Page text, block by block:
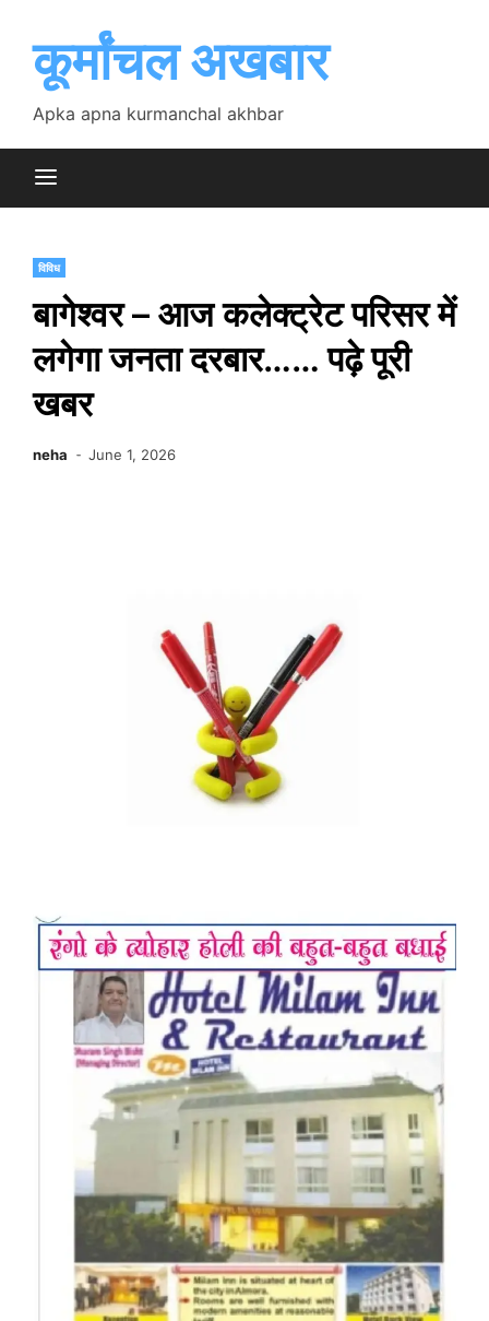
contentकूर्मांचल अखबार
Apka apna kurmanchal akhbar
विविध
बागेश्वर – आज कलेक्ट्रेट परिसर में
लगेगा जनता दरबार…… पढ़े पूरी
खबर
neha June 1, 2026